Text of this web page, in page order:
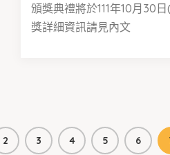
頒獎典禮將於111年10月30
獎詳細資訊請見內文
2 3 4 5 6